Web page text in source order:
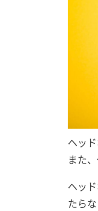
ヘッ
また
ヘッ
たら